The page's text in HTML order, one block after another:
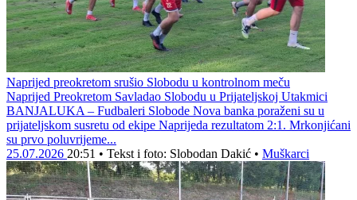
Naprijed preokretom srušio Slobodu u kontrolnom meču
Naprijed Preokretom Savladao Slobodu u Prijateljskoj Utakmici
BANJALUKA – Fudbaleri Slobode Nova banka poraženi su u
prijateljskom susretu od ekipe Naprijeda rezultatom 2:1. Mrkonjićani
su prvo poluvrijeme...
25.07.2026 20:51 • Tekst i foto: Slobodan Dakić • Muškarci